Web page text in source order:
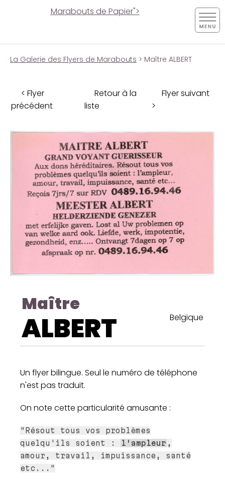
Marabouts de Papier">
La Galerie des Flyers de Marabouts > Maître ALBERT
< Flyer
précédent
Retour à la
liste
Flyer suivant
>
Maître
ALBERT Belgique
Un flyer bilingue. Seul le numéro de téléphone
n'est pas traduit.
On note cette particularité amusante :
"Résout tous vos problèmes
quelqu'ils soient :
l'ampleur ,
amour, travail, impuissance, santé
etc..."